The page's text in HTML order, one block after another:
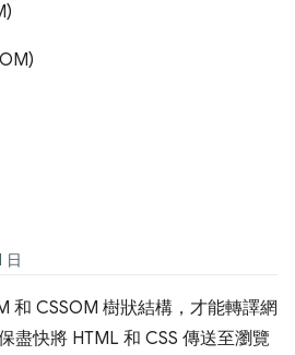
日
和 CSSOM 樹狀結構，才能轉譯網
盡快將 HTML 和 CSS 傳送至瀏覽